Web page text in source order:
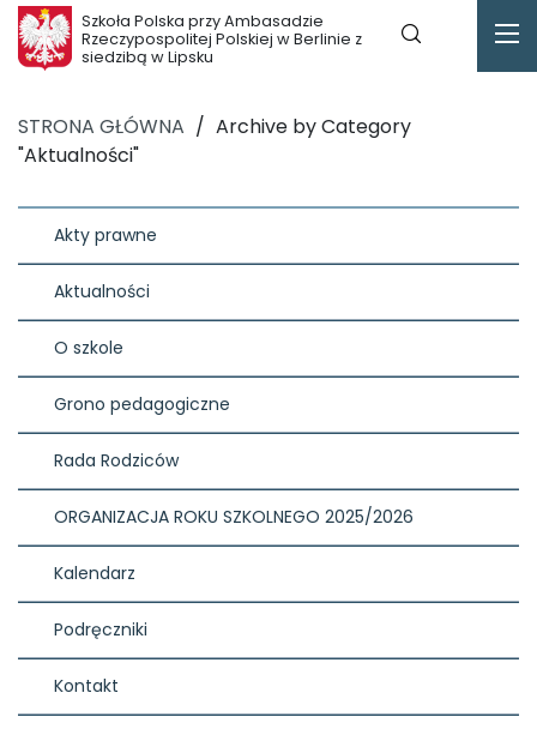
Szkoła Polska przy Ambasadzie
Rzeczypospolitej Polskiej w Berlinie z
siedzibą w Lipsku
STRONA GŁÓWNA / Archive by Category
"Aktualności"
Akty prawne
Aktualności
O szkole
Grono pedagogiczne
Rada Rodziców
ORGANIZACJA ROKU SZKOLNEGO 2025/2026
Kalendarz
Podręczniki
Kontakt